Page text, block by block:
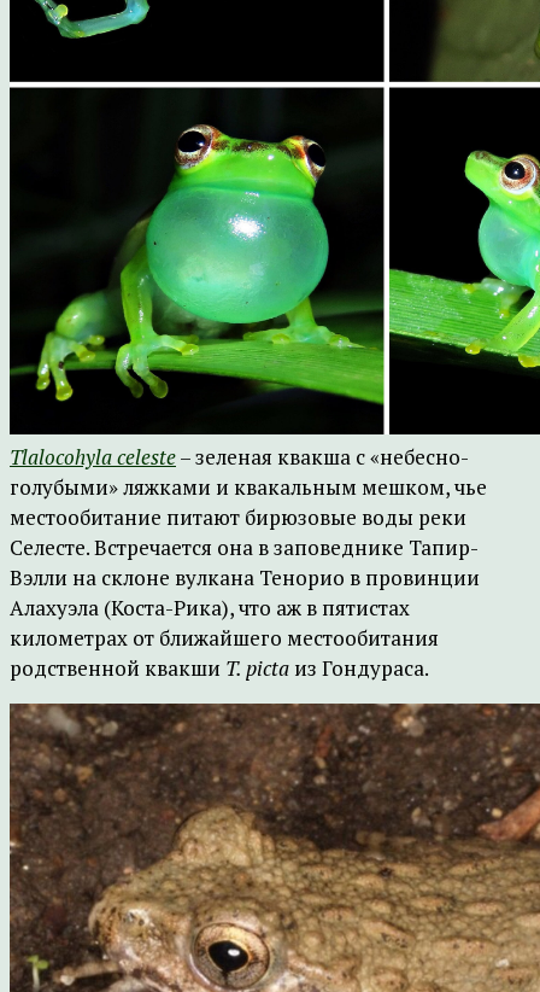
Tlalocohyla celeste– зеленая квакша с «небесно-
голубыми» ляжками и квакальным мешком, чье
местообитание питают бирюзовые воды реки
Селесте. Встречается она в заповеднике Тапир-
Вэлли на склоне вулкана Тенорио в провинции
Алахуэла (Коста-Рика), что аж в пятистах
километрах от ближайшего местообитания
родственной квакши T. picta из Гондураса.